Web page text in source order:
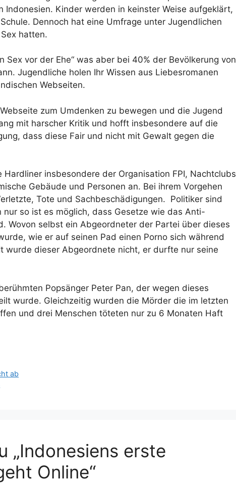
Indonesien. Kinder werden in keinster Weise aufgeklärt,
Dennoch hat eine Umfrage unter Jugendlichen
hatten.
Sex vor der Ehe“ was aber bei 40% der Bevölkerung von
Jugendliche holen Ihr Wissen aus Liebesromanen
Webseiten.
zum Umdenken zu bewegen und die Jugend
mit harscher Kritik und hofft insbesondere auf die
dass diese Fair und nicht mit Gewalt gegen die
insbesondere der Organisation FPI, Nachtclubs
Gebäude und Personen an. Bei ihrem Vorgehen
Tote und Sachbeschädigungen. Politiker sind
so ist es möglich, dass Gesetze wie das Anti-
Wovon selbst ein Abgeordneter der Partei über dieses
wie er auf seinen Pad einen Porno sich während
wurde dieser Abgeordnete nicht, er durfte nur seine
Popsänger Peter Pan, der wegen dieses
wurde. Gleichzeitig wurden die Mörder die im letzten
und drei Menschen töteten nur zu 6 Monaten Haft
ab
„Indonesiens erste
Online“